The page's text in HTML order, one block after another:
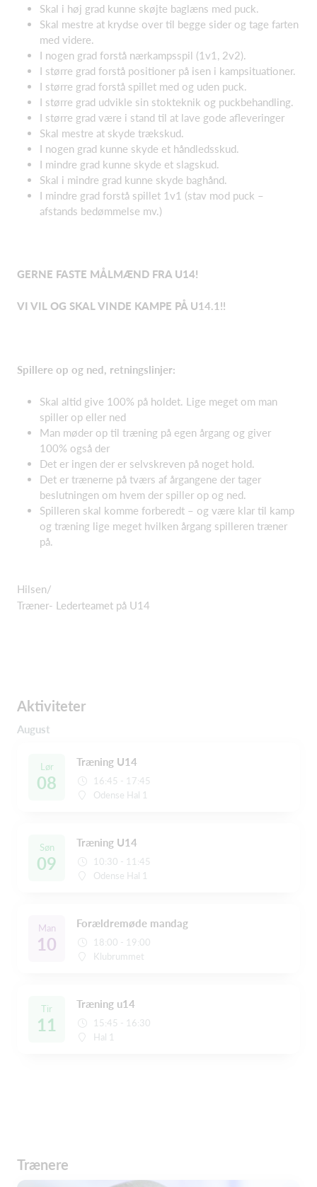
Skal i høj grad kunne skøjte baglæns med puck.
Skal mestre at krydse over til begge sider og tage farten
med videre.
I nogen grad forstå nærkampsspil (1v1, 2v2).
I større grad forstå positioner på isen i kampsituationer.
I større grad forstå spillet med og uden puck.
I større grad udvikle sin stokteknik og puckbehandling.
I større grad være i stand til at lave gode afleveringer
Skal mestre at skyde trækskud.
I nogen grad kunne skyde et håndledsskud.
I mindre grad kunne skyde et slagskud.
Skal i mindre grad kunne skyde baghånd.
I mindre grad forstå spillet 1v1 (stav mod puck –
afstands bedømmelse mv.)
GERNE FASTE MÅLMÆND FRA U14!
VI VIL OG SKAL VINDE KAMPE PÅ U14.1!!
Spillere op og ned, retningslinjer:
Skal altid give 100% på holdet. Lige meget om man
spiller op eller ned
Man møder op til træning på egen årgang og giver
100% også der
Det er ingen der er selvskreven på noget hold.
Det er trænerne på tværs af årgangene der tager
beslutningen om hvem der spiller op og ned.
Spilleren skal komme forberedt – og være klar til kamp
og træning lige meget hvilken årgang spilleren træner
på.
Hilsen/
Træner- Lederteamet på U14
Aktiviteter
August
Lør
08
Træning U14
16:45 - 17:45
Odense Hal 1
Søn
09
Træning U14
10:30 - 11:45
Odense Hal 1
Man
10
Forældremøde mandag
18:00 - 19:00
Klubrummet
Tir
11
Træning u14
15:45 - 16:30
Hal 1
Trænere